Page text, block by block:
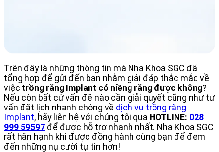
Trên đây là những thông tin mà Nha Khoa SGC đã
tổng hợp để gửi đến bạn nhằm giải đáp thắc mắc về
việc trồng răng Implant có niềng răng được không?
Nếu còn bất cứ vấn đề nào cần giải quyết cũng như tư
vấn đặt lịch nhanh chóng về dịch vụ trồng răng
Implant, hãy liên hệ với chúng tôi qua HOTLINE: 028
999 59597 để được hỗ trợ nhanh nhất. Nha Khoa SGC
rất hân hạnh khi được đồng hành cùng bạn để đem
đến những nụ cười tự tin hơn!